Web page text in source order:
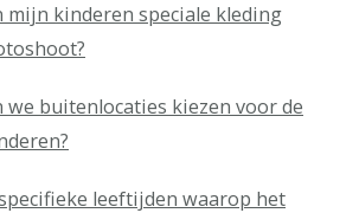
mijn kinderen speciale kleding
we buitenlocaties kiezen voor de
leeftijden waarop het